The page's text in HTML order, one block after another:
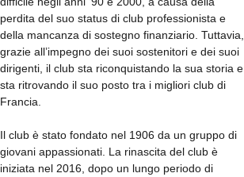
perdita del suo status di club professionista e
della mancanza di sostegno finanziario. Tuttavia,
grazie all’impegno dei suoi sostenitori e dei suoi
dirigenti, il club sta riconquistando la sua storia e
sta ritrovando il suo posto tra i migliori club di
Francia.
Il club è stato fondato nel 1906 da un gruppo di
giovani appassionati. La rinascita del club è
iniziata nel 2016, dopo un lungo periodo di